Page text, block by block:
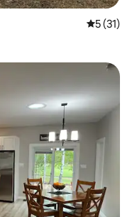
5 (31)